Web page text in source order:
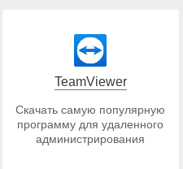
TeamViewer
Скачать самую популярную
программу для удаленного
администрирования